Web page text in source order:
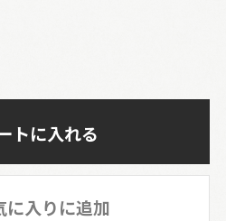
トに入れる
に入りに追加